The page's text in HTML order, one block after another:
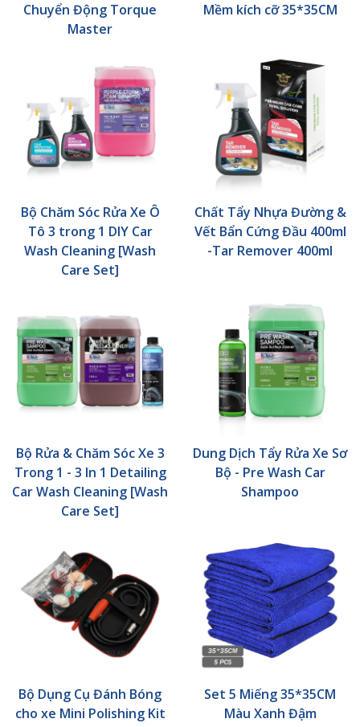
Chuyển Động Torque
Master
Mềm kích cỡ 35*35CM
Bộ Chăm Sóc Rửa Xe Ô
Tô 3 trong 1 DIY Car
Wash Cleaning [Wash
Care Set]
Chất Tẩy Nhựa Đường &
Vết Bẩn Cứng Đầu 400ml
-Tar Remover 400ml
Bộ Rửa & Chăm Sóc Xe 3
Trong 1 - 3 In 1 Detailing
Car Wash Cleaning [Wash
Care Set]
Dung Dịch Tẩy Rửa Xe Sơ
Bộ - Pre Wash Car
Shampoo
Bộ Dụng Cụ Đánh Bóng
cho xe Mini Polishing Kit
Set 5 Miếng 35*35CM
Màu Xanh Đậm